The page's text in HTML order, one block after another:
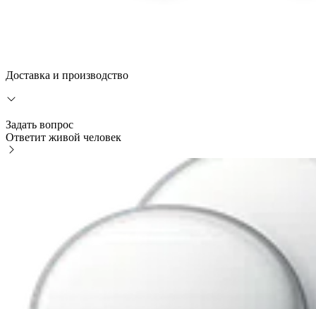
Доставка и производство
Задать вопрос
Ответит живой человек